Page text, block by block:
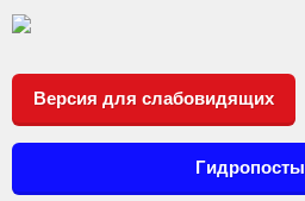
Версия для слабовидящих
Гидропосты